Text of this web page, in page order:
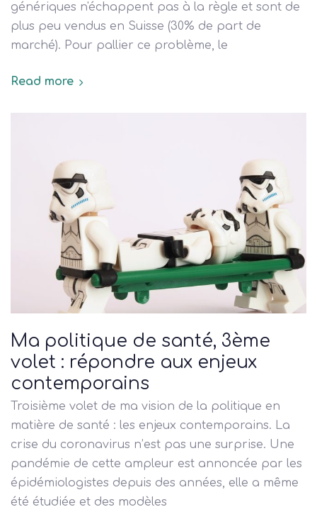
génériques n'échappent pas à la règle et sont de
plus peu vendus en Suisse (30% de part de
marché). Pour pallier ce problème, le
Read more
Ma politique de santé, 3ème
volet : répondre aux enjeux
contemporains
Troisième volet de ma vision de la politique en
matière de santé : les enjeux contemporains. La
crise du coronavirus n’est pas une surprise. Une
pandémie de cette ampleur est annoncée par les
épidémiologistes depuis des années, elle a même
été étudiée et des modèles